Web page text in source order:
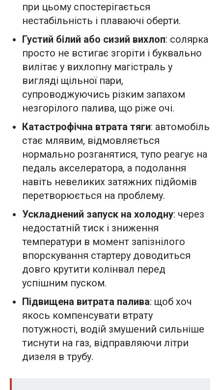
при цьому спостерігається
нестабільність і плаваючі оберти.
Густий білий або сизий вихлоп: солярка
просто не встигає згоріти і буквально
вилітає у вихлопну магістраль у
вигляді щільної пари,
супроводжуючись різким запахом
незгорілого палива, що ріже очі.
Катастрофічна втрата тяги: автомобіль
стає млявим, відмовляється
нормально розганятися, тупо реагує на
педаль акселератора, а подолання
навіть невеликих затяжних підйомів
перетворюється на проблему.
Ускладнений запуск на холодну: через
недостатній тиск і зниження
температури в момент запізнілого
впорскування стартеру доводиться
довго крутити колінвал перед
успішним пуском.
Підвищена витрата палива: щоб хоч
якось компенсувати втрату
потужності, водій змушений сильніше
тиснути на газ, відправляючи літри
дизеля в трубу.